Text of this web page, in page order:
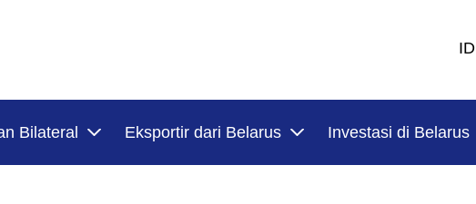
ID
Bilateral Eksportir dari Belarus Investasi di Belarus